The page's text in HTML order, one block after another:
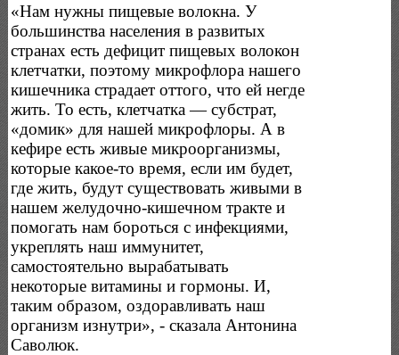
«Нам нужны пищевые волокна. У
большинства населения в развитых
странах есть дефицит пищевых волокон
клетчатки, поэтому микрофлора нашего
кишечника страдает оттого, что ей негде
жить. То есть, клетчатка — субстрат,
«домик» для нашей микрофлоры. А в
кефире есть живые микроорганизмы,
которые какое-то время, если им будет,
где жить, будут существовать живыми в
нашем желудочно-кишечном тракте и
помогать нам бороться с инфекциями,
укреплять наш иммунитет,
самостоятельно вырабатывать
некоторые витамины и гормоны. И,
таким образом, оздоравливать наш
организм изнутри», - сказала Антонина
Саволюк.